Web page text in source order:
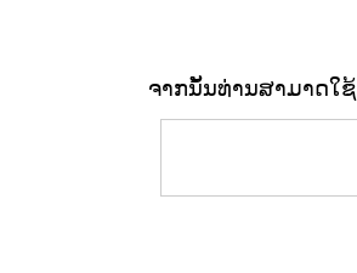
ຈາກນັ້ນທ່ານສາມາດໃຊ້